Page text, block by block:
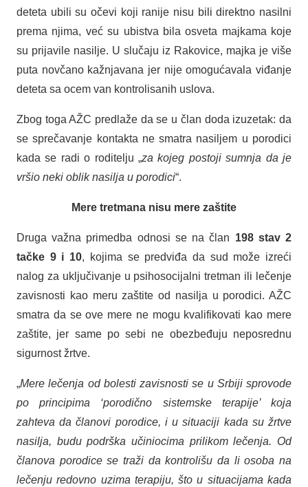
deteta ubili su očevi koji ranije nisu bili direktno nasilni
prema njima, već su ubistva bila osveta majkama koje
su prijavile nasilje. U slučaju iz Rakovice, majka je više
puta novčano kažnjavana jer nije omogućavala viđanje
deteta sa ocem van kontrolisanih uslova.
Zbog toga AŽC predlaže da se u član doda izuzetak: da
se sprečavanje kontakta ne smatra nasiljem u porodici
kada se radi o roditelju „za kojeg postoji sumnja da je
vršio neki oblik nasilja u porodici“.
Mere tretmana nisu mere zaštite
Druga važna primedba odnosi se na član 198 stav 2
tačke 9 i 10, kojima se predviđa da sud može izreći
nalog za uključivanje u psihosocijalni tretman ili lečenje
zavisnosti kao meru zaštite od nasilja u porodici. AŽC
smatra da se ove mere ne mogu kvalifikovati kao mere
zaštite, jer same po sebi ne obezbeđuju neposrednu
sigurnost žrtve.
„Mere lečenja od bolesti zavisnosti se u Srbiji sprovode
po principima ‘porodično sistemske terapije’ koja
zahteva da članovi porodice, i u situaciji kada su žrtve
nasilja, budu podrška učiniocima prilikom lečenja. Od
članova porodice se traži da kontrolišu da li osoba na
lečenju redovno uzima terapiju, što u situacijama kada